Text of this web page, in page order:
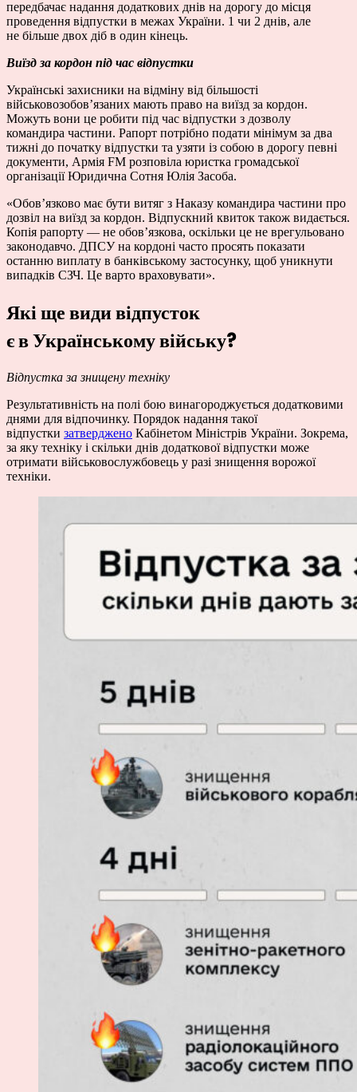
передбачає надання додаткових днів на дорогу до місця
проведення відпустки в межах України. 1 чи 2 днів, але
не більше двох діб в один кінець.
Виїзд за кордон під час відпустки
Українські захисники на відміну від більшості
військовозобов’язаних мають право на виїзд за кордон.
Можуть вони це робити під час відпустки з дозволу
командира частини. Рапорт потрібно подати мінімум за два
тижні до початку відпустки та узяти із собою в дорогу певні
документи, Армія FM розповіла юристка громадської
організації Юридична Сотня Юлія Засоба.
«Обов’язково має бути витяг з Наказу командира частини про
дозвіл на виїзд за кордон. Відпускний квиток також видається.
Копія рапорту — не обов’язкова, оскільки це не врегульовано
законодавчо. ДПСУ на кордоні часто просять показати
останню виплату в банківському застосунку, щоб уникнути
випадків СЗЧ. Це варто враховувати».
Які ще види відпусток
є в Українському війську?
Відпустка за знищену техніку
Результативність на полі бою винагороджується додатковими
днями для відпочинку. Порядок надання такої
відпустки затверджено Кабінетом Міністрів України. Зокрема,
за яку техніку і скільки днів додаткової відпустки може
отримати військовослужбовець у разі знищення ворожої
техніки.